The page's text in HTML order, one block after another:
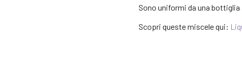
Sono uniformi da una
Scopri queste miscele qui: